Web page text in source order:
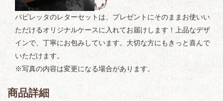
パピレッタのレターセットは、プレゼントにそのままお使いい
ただけるオリジナルケースに入れてお届けします！上品なデザ
インで、丁寧にお包みしています。大切な方にもきっと喜んで
いただけます。
※写真の内容は変更になる場合があります。
商品詳細